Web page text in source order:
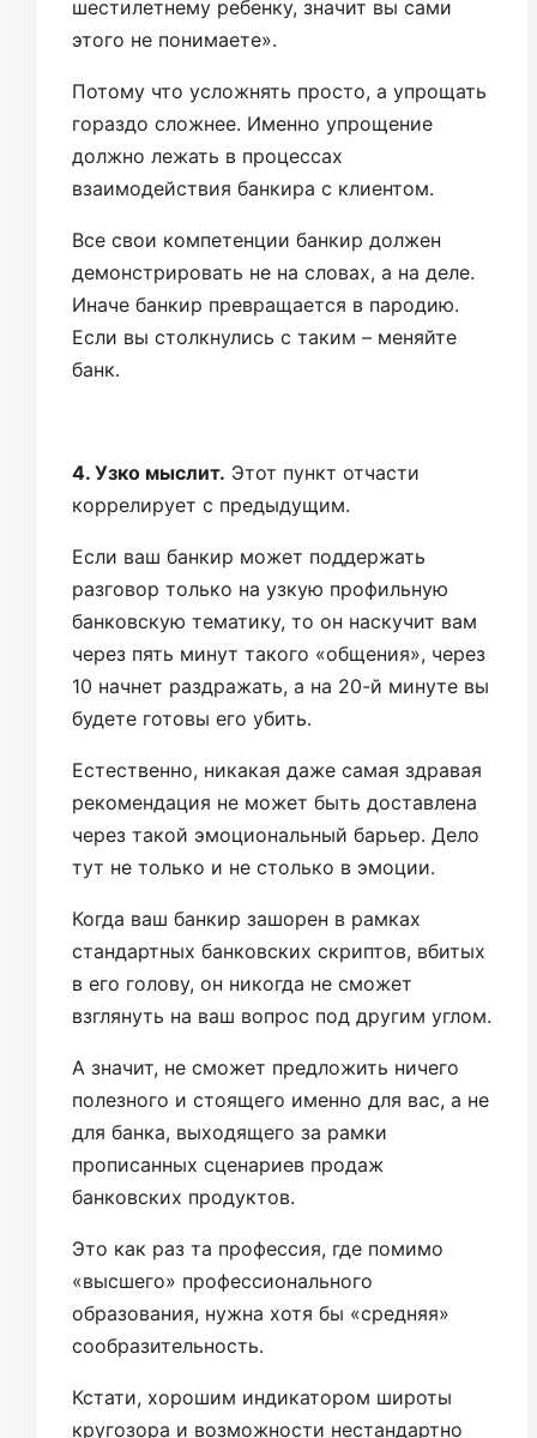
шестилетнему ребенку, значит вы сами
этого не понимаете».
Потому что усложнять просто, а упрощать
гораздо сложнее. Именно упрощение
должно лежать в процессах
взаимодействия банкира с клиентом.
Все свои компетенции банкир должен
демонстрировать не на словах, а на деле.
Иначе банкир превращается в пародию.
Если вы столкнулись с таким – меняйте
банк.
4. Узко мыслит. Этот пункт отчасти
коррелирует с предыдущим.
Если ваш банкир может поддержать
разговор только на узкую профильную
банковскую тематику, то он наскучит вам
через пять минут такого «общения», через
10 начнет раздражать, а на 20-й минуте вы
будете готовы его убить.
Естественно, никакая даже самая здравая
рекомендация не может быть доставлена
через такой эмоциональный барьер. Дело
тут не только и не столько в эмоции.
Когда ваш банкир зашорен в рамках
стандартных банковских скриптов, вбитых
в его голову, он никогда не сможет
взглянуть на ваш вопрос под другим углом.
А значит, не сможет предложить ничего
полезного и стоящего именно для вас, а не
для банка, выходящего за рамки
прописанных сценариев продаж
банковских продуктов.
Это как раз та профессия, где помимо
«высшего» профессионального
образования, нужна хотя бы «средняя»
сообразительность.
Кстати, хорошим индикатором широты
кругозора и возможности нестандартно